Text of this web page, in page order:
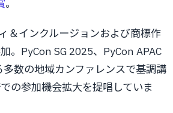
。
＆インクルージョンおよび商標作
。PyCon SG 2025、PyCon APAC
数の地域カンファレンスで基調講
の参加機会拡大を提唱していま